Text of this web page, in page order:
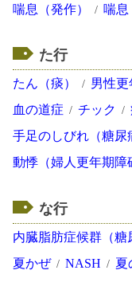
喘息（発作）
喘息
た行
たん（痰） 男性
血の道症
チック
手足のしびれ（糖尿
動悸（婦人更年期障
な行
内臓脂肪症候群（糖
夏かぜ
NASH 夏